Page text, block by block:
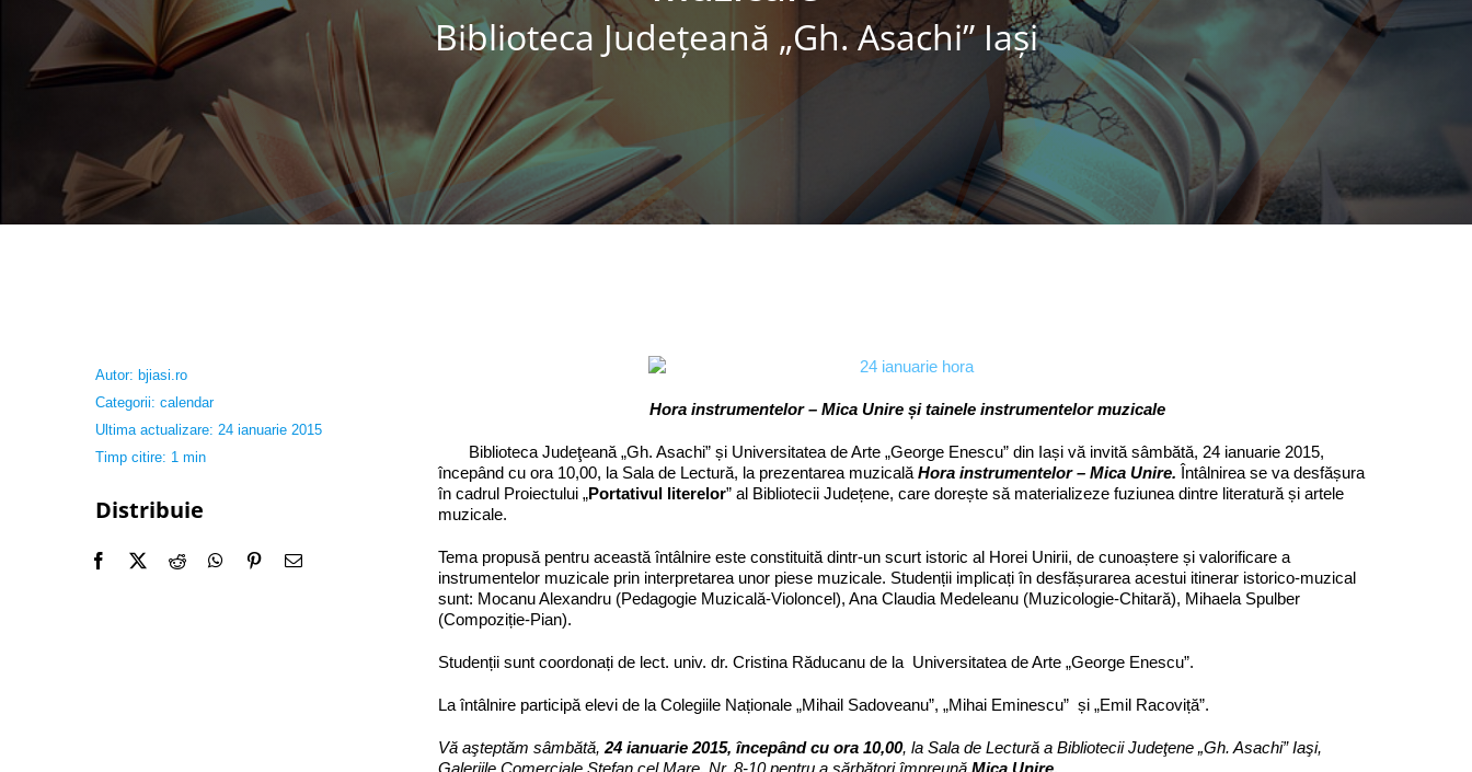
Biblioteca Judeţeană „Gh. Asachi” Iaşi
Autor: bjiasi.ro
Categorii: calendar
Ultima actualizare: 24 ianuarie 2015
Timp citire: 1 min
Distribuie
Hora instrumentelor – Mica Unire și tainele instrumentelor muzicale
Biblioteca Judeţeană „Gh. Asachi” și Universitatea de Arte „George Enescu” din Iași vă invită sâmbătă, 24 ianuarie 2015,
începând cu ora 10,00, la Sala de Lectură, la prezentarea muzicalăHora instrumentelor – Mica Unire. Întâlnirea se va desfășura
în cadrul Proiectului „Portativul literelor” al Bibliotecii Județene, care dorește să materializeze fuziunea dintre literatură și artele
muzicale.
Tema propusă pentru această întâlnire este constituită dintr-un scurt istoric al Horei Unirii, de cunoaștere și valorificare a
instrumentelor muzicale prin interpretarea unor piese muzicale. Studenții implicați în desfășurarea acestui itinerar istorico-muzical
sunt: Mocanu Alexandru (Pedagogie Muzicală-Violoncel), Ana Claudia Medeleanu (Muzicologie-Chitară), Mihaela Spulber
(Compoziție-Pian).
Studenții sunt coordonați de lect. univ. dr. Cristina Răducanu de la Universitatea de Arte „George Enescu”.
La întâlnire participă elevi de la Colegiile Naționale „Mihail Sadoveanu”, „Mihai Eminescu” și „Emil Racoviță”.
Vă aşteptăm sâmbătă,24 ianuarie 2015, începând cu ora 10,00, la Sala de Lectură a Bibliotecii Judeţene „Gh. Asachi” Iaşi,
Galeriile Comerciale Ştefan cel Mare, Nr. 8-10 pentru a sărbători împreunăMica Unire.